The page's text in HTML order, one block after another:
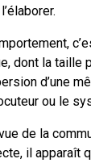
dont la taille
d’une
ou le
de la
il